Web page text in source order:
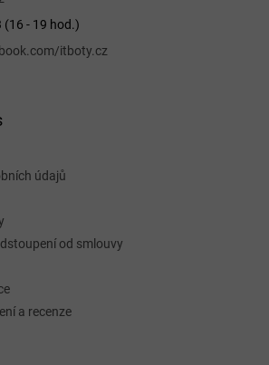
(16 - 19 hod.)
itboty.cz
údajů
od smlouvy
a recenze